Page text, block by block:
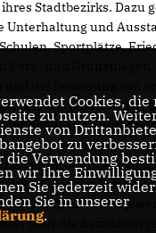
Stadtbezirks. Dazu
Unterhaltung und
Sportplätze,
Park- und Grünanlagen,
Die
ab zu
sofern sie,
ihren Stadtbezirk
haben die
An der Spitze steht
oder die
Cookies,
zu nutzen.
von
zu
die Verwendung
wir Ihre
Sie jederzeit
Sie in unserer
.